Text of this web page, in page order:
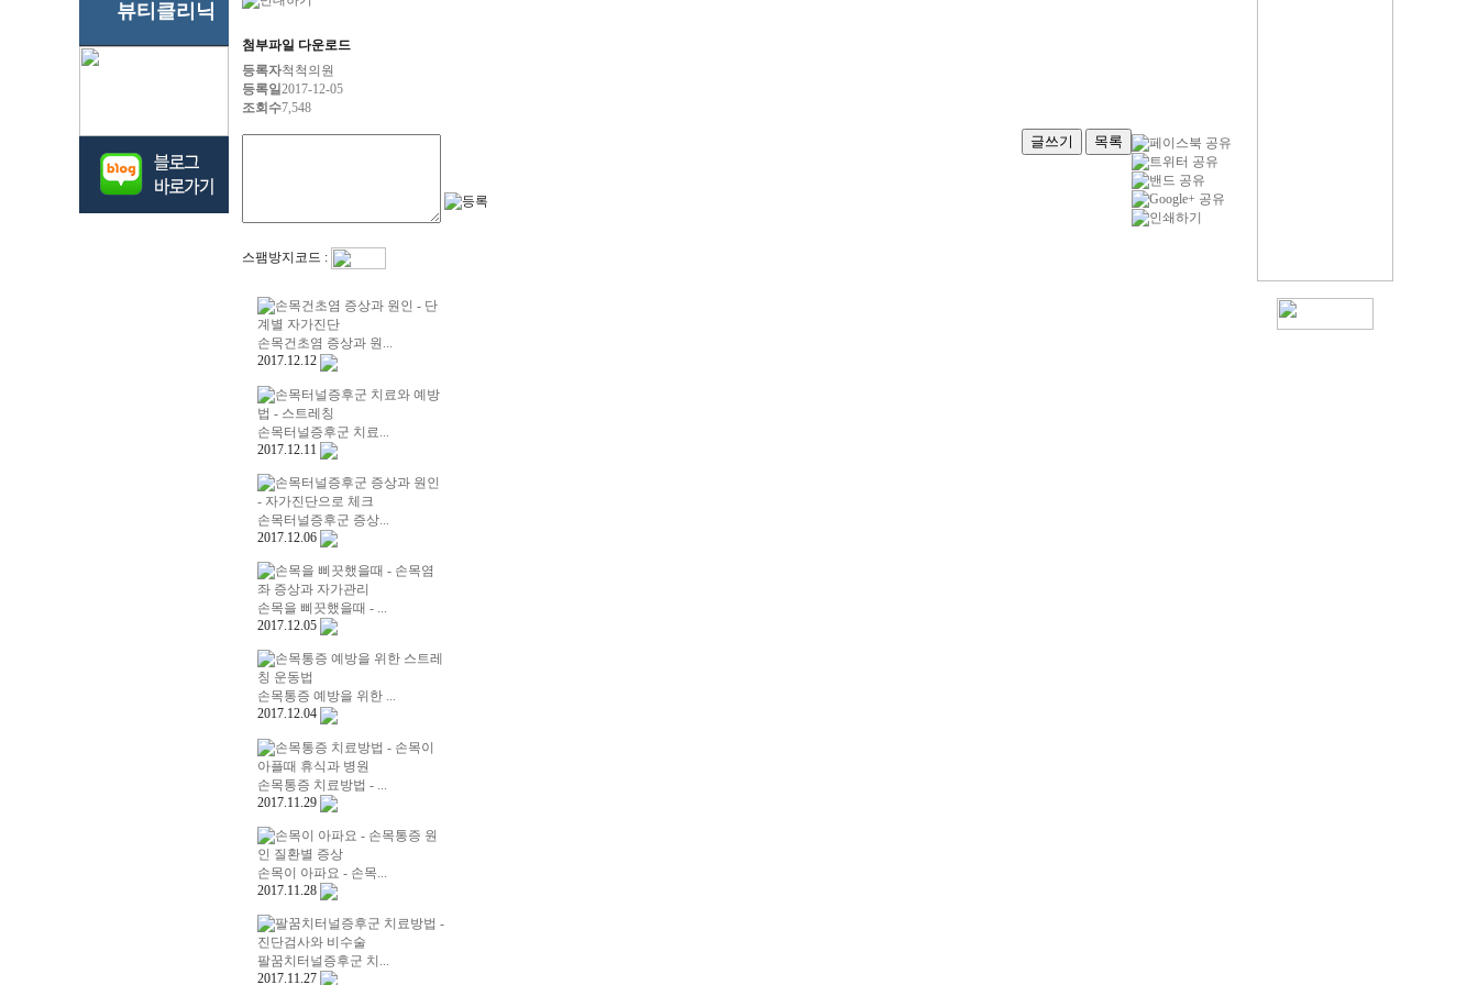
뷰티클리닉
첨부파일 다운로드
등록자척척의원
등록일2017-12-05
조회수7,548
글쓰기 목록
스팸방지코드 :
손목건초염 증상과 원...
2017.12.12
손목터널증후군 치료...
2017.12.11
손목터널증후군 증상...
2017.12.06
손목을 삐끗했을때 - ...
2017.12.05
손목통증 예방을 위한 ...
2017.12.04
손목통증 치료방법 - ...
2017.11.29
손목이 아파요 - 손목...
2017.11.28
팔꿈치터널증후군 치...
2017.11.27